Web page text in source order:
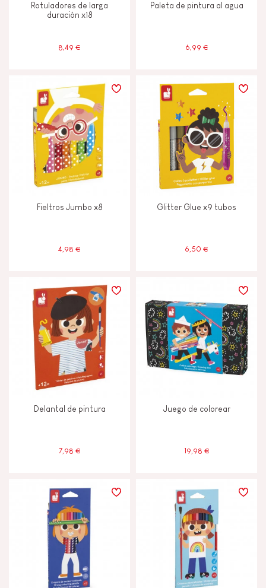
Rotuladores de larga
duración x18
8,49 €
Paleta de pintura al agua
6,99 €
Fieltros Jumbo x8
4,98 €
Glitter Glue x9 tubos
6,50 €
Delantal de pintura
7,98 €
Juego de colorear
19,98 €